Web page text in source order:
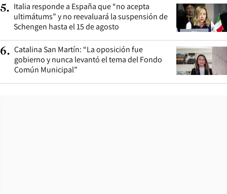
5. Italia responde a España que “no acepta
ultimátums” y no reevaluará la suspensión de
Schengen hasta el 15 de agosto
6. Catalina San Martín: “La oposición fue
gobierno y nunca levantó el tema del Fondo
Común Municipal”